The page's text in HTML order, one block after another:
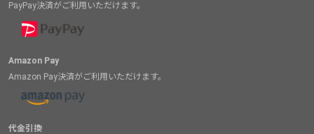
PayPay決済がご利用いただけます。
Amazon Pay
Amazon Pay決済がご利用いただけます。
代金引換